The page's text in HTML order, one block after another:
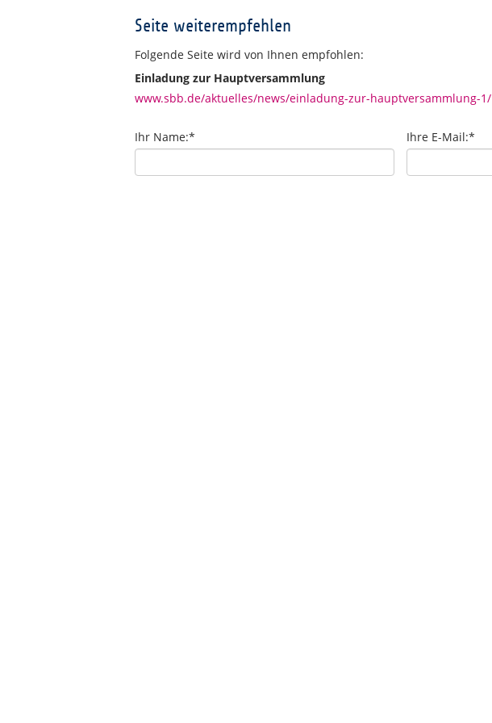
Seite weiterempfehlen
Folgende Seite wird von Ihnen empfohlen:
Einladung zur Hauptversammlung
www.sbb.de/aktuelles/news/einladung-zur-hauptversammlung-1/
Ihr Name:* Ihre E-Mail:*